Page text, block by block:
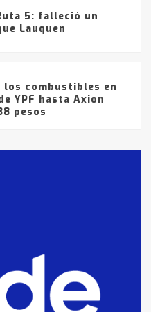
5: falleció un
Lauquen
los combustibles en
YPF hasta Axion
pesos
por
de drogas en la